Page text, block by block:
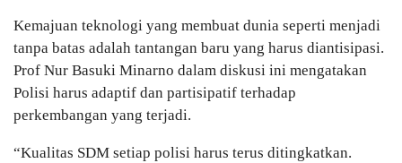
Kemajuan teknologi yang membuat dunia seperti menjadi
tanpa batas adalah tantangan baru yang harus diantisipasi.
Prof Nur Basuki Minarno dalam diskusi ini mengatakan
Polisi harus adaptif dan partisipatif terhadap
perkembangan yang terjadi.
“Kualitas SDM setiap polisi harus terus ditingkatkan.